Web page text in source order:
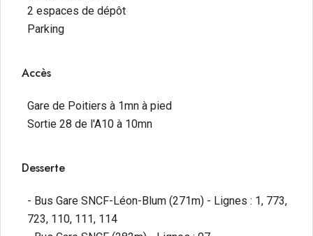
2 espaces de dépôt
Parking
Accès
Gare de Poitiers à 1mn à pied
Sortie 28 de l'A10 à 10mn
Desserte
- Bus Gare SNCF-Léon-Blum (271m) - Lignes : 1, 773,
723, 110, 111, 114